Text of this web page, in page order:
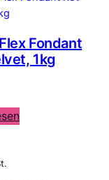
Fondant
1kg